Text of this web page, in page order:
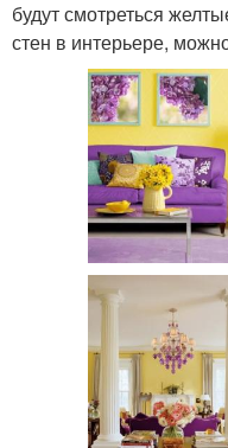
будут смотреться
стен в интерьере,